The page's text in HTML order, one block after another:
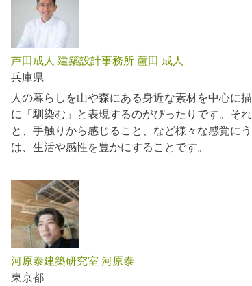
芦田成人 建築設計事務所 蘆田 成人
兵庫県
人の暮らしを山や森にある身近な素材を中心に
に「馴染む」と表現するのがぴったりです。そ
と、手触りから感じること、など様々な感覚に
は、生活や感性を豊かにすることです。
河原泰建築研究室 河原泰
東京都
…